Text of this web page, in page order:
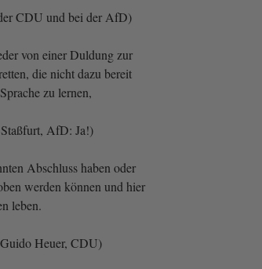
CDU und bei der AfD)
von einer Duldung zur
die nicht dazu bereit
zu lernen,
AfD: Ja!)
Abschluss haben oder
werden können und hier
leben.
Heuer, CDU)